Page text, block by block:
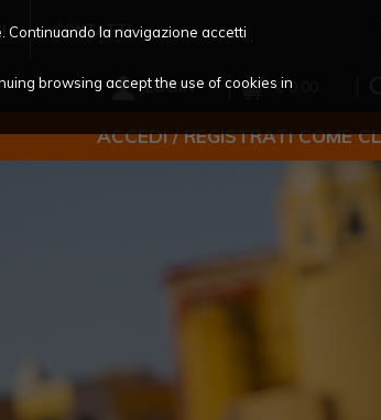
Continuando la navigazione accetti
browsing accept the use of cookies in
CONTATTI
LOGIN € 0,00
ACCEDI / REGISTRATI COME